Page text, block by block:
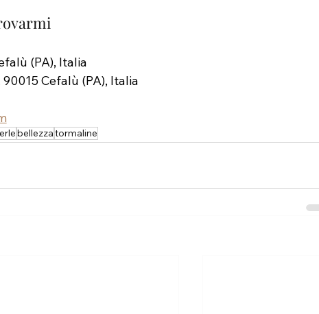
(PA), Italia
Cefalù (PA), Italia
bellezzatormaline